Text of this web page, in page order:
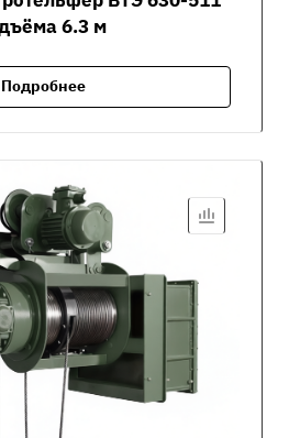
6.3 м
Подробнее